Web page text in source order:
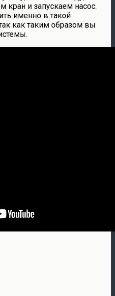
кран и запускаем насос.
именно в такой
как таким образом вы